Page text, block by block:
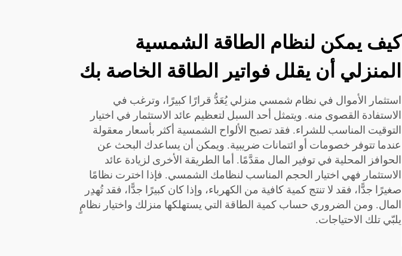
كيف يمكن لنظام الطاقة الشمسية
المنزلي أن يقلل فواتير الطاقة الخاصة بك
استثمار الأموال في نظام شمسي منزلي يُعَدُّ قرارًا كبيرًا، وترغب في
الاستفادة القصوى منه. ويتمثل أحد السبل لتعظيم عائد الاستثمار في اختيار
التوقيت المناسب للشراء. فقد تصبح الألواح الشمسية أكثر بأسعار معقولة
عندما تتوفر خصومات أو ائتمانات ضريبية. ويمكن أن يساعدك البحث عن
الحوافز المحلية في توفير المال مقدَّمًا. أما الطريقة الأخرى لزيادة عائد
الاستثمار فهي اختيار الحجم المناسب لنظامك الشمسي. فإذا اخترت نظامًا
صغيرًا جدًّا، فقد لا تنتج كمية كافية من الكهرباء، وإذا كان كبيرًا جدًّا، فقد تُهدِر
المال. ومن الضروري حساب كمية الطاقة التي يستهلكها منزلك واختيار نظامٍ
يلبّي تلك الاحتياجات.